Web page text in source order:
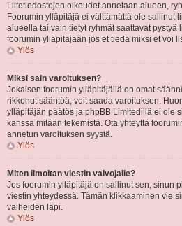
Liitetiedostojen oikeudet annetaan alueen,
Foorumin ylläpitäjä ei välttämättä ole sallinut
alueella tai vain tietyt ryhmät saattavat pystyä
foorumin ylläpitäjään jos et tiedä miksi et voi
Ylös
Miksi sain varoituksen?
Jokaisen foorumin ylläpitäjällä on omat
rikkonut sääntöä, voit saada varoituksen.
ylläpitäjän päätös ja phpBB Limitedillä ei ole
kanssa mitään tekemistä. Ota yhteyttä
annetun varoituksen syystä.
Ylös
Miten ilmoitan viestin valvojalle?
Jos foorumin ylläpitäjä on sallinut sen, sinun
viestin yhteydessä. Tämän klikkaaminen vie
vaiheiden läpi.
Ylös